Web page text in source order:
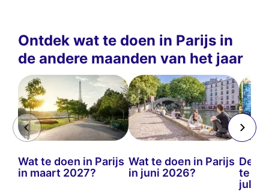
Ontdek wat te doen in Parijs in
de andere maanden van het jaar
Wat te doen in Parijs
in maart 2027?
Wat te doen in Parijs
in juni 2026?
De
te
juli